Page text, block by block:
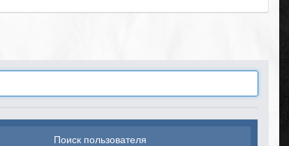
Поиск пользователя